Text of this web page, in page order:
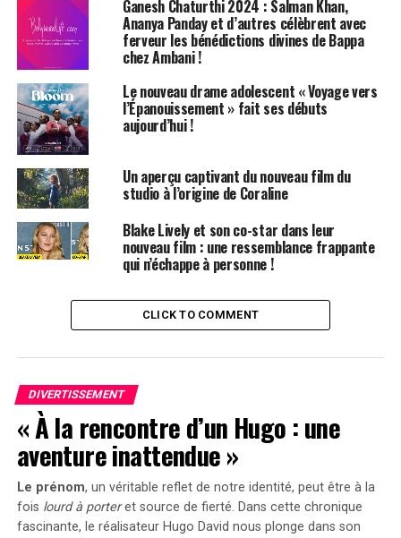
éblouissante de Jasmine Bhasin au Gurudwara.
Ganesh Chaturthi 2024 : Salman Khan,
Ananya Panday et d’autres célèbrent avec
ferveur les bénédictions divines de Bappa
chez Ambani !
Le nouveau drame adolescent « Voyage vers
l’Épanouissement » fait ses débuts
aujourd’hui !
Un aperçu captivant du nouveau film du
studio à l’origine de Coraline
Blake Lively et son co-star dans leur
nouveau film : une ressemblance frappante
qui n’échappe à personne !
CLICK TO COMMENT
DIVERTISSEMENT
« À la rencontre d’un Hugo : une
aventure inattendue »
Le prénom, un véritable reflet de notre identité, peut être à la
fois lourd à porteret source de fierté. Dans cette chronique
fascinante, le réalisateur Hugo David nous plonge dans son